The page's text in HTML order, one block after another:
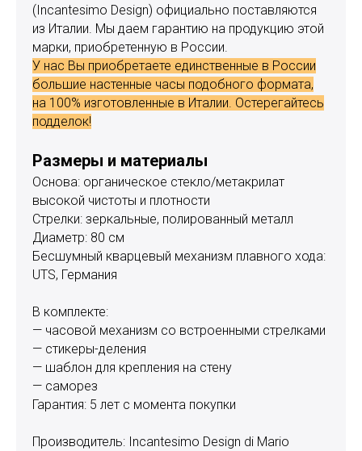
(Incantesimo Design) официально поставляются
из Италии. Мы даем гарантию на продукцию этой
марки, приобретенную в России.
У нас Вы приобретаете единственные в России
большие настенные часы подобного формата,
на 100% изготовленные в Италии. Остерегайтесь
подделок!
Размеры и материалы
Основа: органическое стекло/метакрилат
высокой чистоты и плотности
Стрелки: зеркальные, полированный металл
Диаметр: 80 см
Бесшумный кварцевый механизм плавного хода:
UTS, Германия
В комплекте:
— часовой механизм со встроенными стрелками
— стикеры-деления
— шаблон для крепления на стену
— саморез
Гарантия: 5 лет с момента покупки
Производитель: Incantesimo Design di Mario